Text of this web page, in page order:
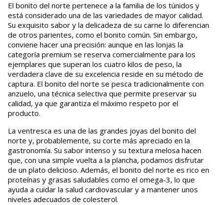
El bonito del norte pertenece a la familia de los túnidos y
está considerado una de las variedades de mayor calidad.
Su exquisito sabor y la delicadeza de su carne lo diferencian
de otros parientes, como el bonito común. Sin embargo,
conviene hacer una precisión: aunque en las lonjas la
categoría premium se reserva comercialmente para los
ejemplares que superan los cuatro kilos de peso, la
verdadera clave de su excelencia reside en su método de
captura. El bonito del norte se pesca tradicionalmente con
anzuelo, una técnica selectiva que permite preservar su
calidad, ya que garantiza el máximo respeto por el
producto.
La ventresca es una de las grandes joyas del bonito del
norte y, probablemente, su corte más apreciado en la
gastronomía. Su sabor intenso y su textura melosa hacen
que, con una simple vuelta a la plancha, podamos disfrutar
de un plato delicioso. Además, el bonito del norte es rico en
proteínas y grasas saludables como el omega-3, lo que
ayuda a cuidar la salud cardiovascular y a mantener unos
niveles adecuados de colesterol.